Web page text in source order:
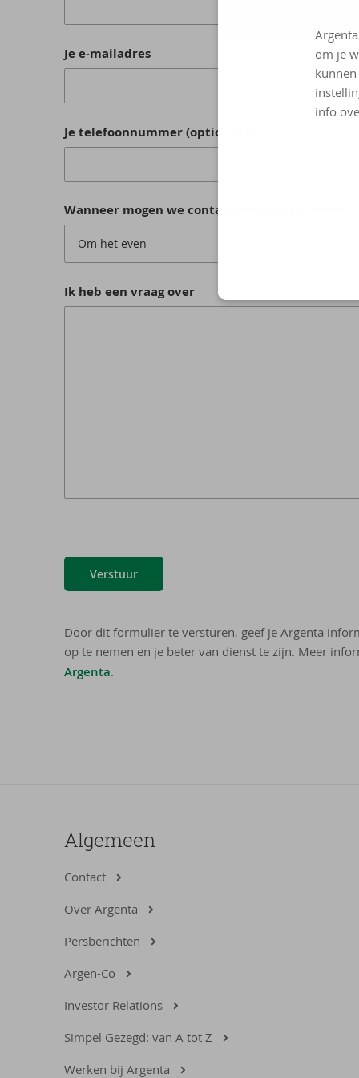
om je
info
Je e-mailadres
Je telefoonnummer (optioneel)
Wanneer mogen we contact met jou opnemen?
Om het even
Ik heb een vraag over
Verstuur
Door dit formulier te versturen, geef je Argenta
op te nemen en je beter van dienst te zijn. Meer
Argenta.
Algemeen
Contact
Over Argenta
Persberichten
Argen-Co
Investor Relations
Simpel Gezegd: van A tot Z
Werken bij Argenta